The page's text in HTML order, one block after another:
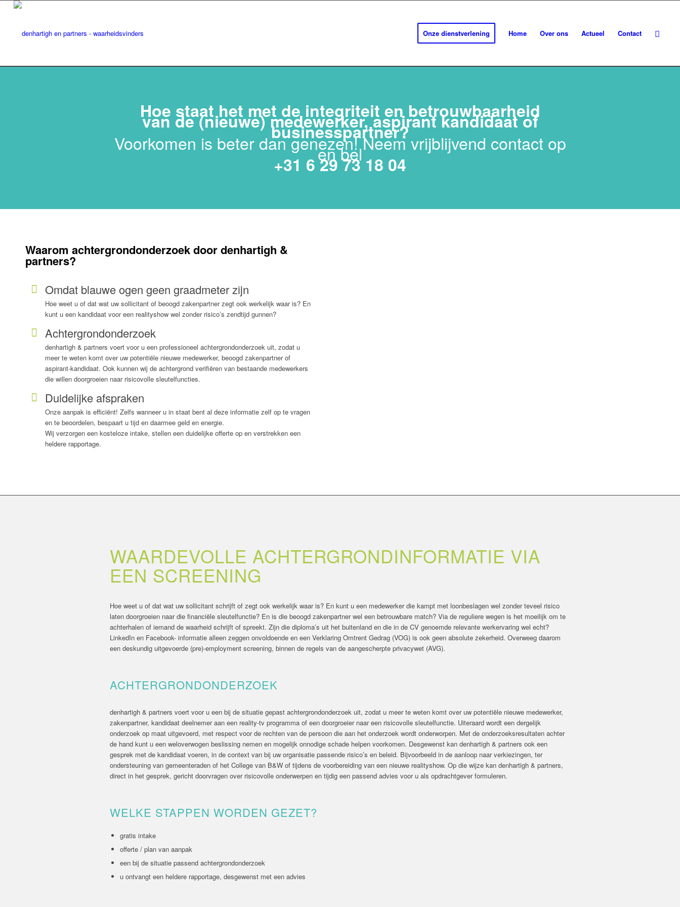
Onze dienstverlening Home Over ons Actueel Contact
Hoe staat het met de integriteit en betrouwbaarheid
van de (nieuwe) medewerker, aspirant kandidaat of
businesspartner?
Voorkomen is beter dan genezen! Neem vrijblijvend contact op
en bel
+31 6 29 73 18 04
Waarom achtergrondonderzoek door denhartigh &
partners?
Omdat blauwe ogen geen graadmeter zijn
Hoe weet u of dat wat uw sollicitant of beoogd zakenpartner zegt ook werkelijk waar is? En
kunt u een kandidaat voor een realityshow wel zonder risico’s zendtijd gunnen?
Achtergrondonderzoek
denhartigh & partners voert voor u een professioneel achtergrondonderzoek uit, zodat u
meer te weten komt over uw potentiële nieuwe medewerker, beoogd zakenpartner of
aspirant-kandidaat. Ook kunnen wij de achtergrond verifiëren van bestaande medewerkers
die willen doorgroeien naar risicovolle sleutelfuncties.
Duidelijke afspraken
Onze aanpak is efficiënt! Zelfs wanneer u in staat bent al deze informatie zelf op te vragen
en te beoordelen, bespaart u tijd en daarmee geld en energie.
Wij verzorgen een kosteloze intake, stellen een duidelijke offerte op en verstrekken een
heldere rapportage.
WAARDEVOLLE ACHTERGRONDINFORMATIE VIA
EEN SCREENING
Hoe weet u of dat wat uw sollicitant schrijft of zegt ook werkelijk waar is? En kunt u een medewerker die kampt met loonbeslagen wel zonder teveel risico
laten doorgroeien naar die financiële sleutelfunctie? En is die beoogd zakenpartner wel een betrouwbare match? Via de reguliere wegen is het moeilijk om te
achterhalen of iemand de waarheid schrijft of spreekt. Zijn die diploma’s uit het buitenland en die in de CV genoemde relevante werkervaring wel echt?
LinkedIn en Facebook- informatie alleen zeggen onvoldoende en een Verklaring Omtrent Gedrag (VOG) is ook geen absolute zekerheid. Overweeg daarom
een deskundig uitgevoerde (pre)-employment screening, binnen de regels van de aangescherpte privacywet (AVG).
ACHTERGRONDONDERZOEK
denhartigh & partners voert voor u een bij de situatie gepast achtergrondonderzoek uit, zodat u meer te weten komt over uw potentiële nieuwe medewerker,
zakenpartner, kandidaat deelnemer aan een reality-tv programma of een doorgroeier naar een risicovolle sleutelfunctie. Uiteraard wordt een dergelijk
onderzoek op maat uitgevoerd, met respect voor de rechten van de persoon die aan het onderzoek wordt onderworpen. Met de onderzoeksresultaten achter
de hand kunt u een weloverwogen beslissing nemen en mogelijk onnodige schade helpen voorkomen. Desgewenst kan denhartigh & partners ook een
gesprek met de kandidaat voeren, in de context van bij uw organisatie passende risico’s en beleid. Bijvoorbeeld in de aanloop naar verkiezingen, ter
ondersteuning van gemeenteraden of het College van B&W of tijdens de voorbereiding van een nieuwe realityshow. Op die wijze kan denhartigh & partners,
direct in het gesprek, gericht doorvragen over risicovolle onderwerpen en tijdig een passend advies voor u als opdrachtgever formuleren.
WELKE STAPPEN WORDEN GEZET?
gratis intake
offerte / plan van aanpak
een bij de situatie passend achtergrondonderzoek
u ontvangt een heldere rapportage, desgewenst met een advies